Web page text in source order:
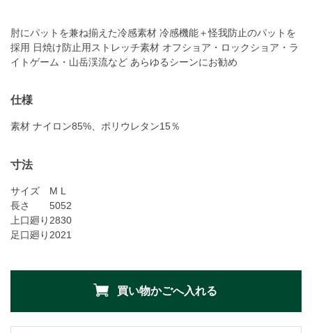
肘にパットを兼ね揃えた冷感素材 冷感機能＋怪我防止のパットを
採用 日焼け防止用ストレッチ素材 オフショア・ロックショア・ラ
イトゲーム・山岳渓流など あらゆるシーンにお勧め
仕様
素材 ナイロン85%、ポリウレタン15％
寸法
サイズ M L
長さ
5052
上口廻り 2830
足口廻り 2021